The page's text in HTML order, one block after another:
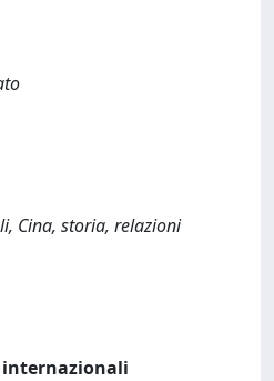
Cina, storia, relazioni
internazionali